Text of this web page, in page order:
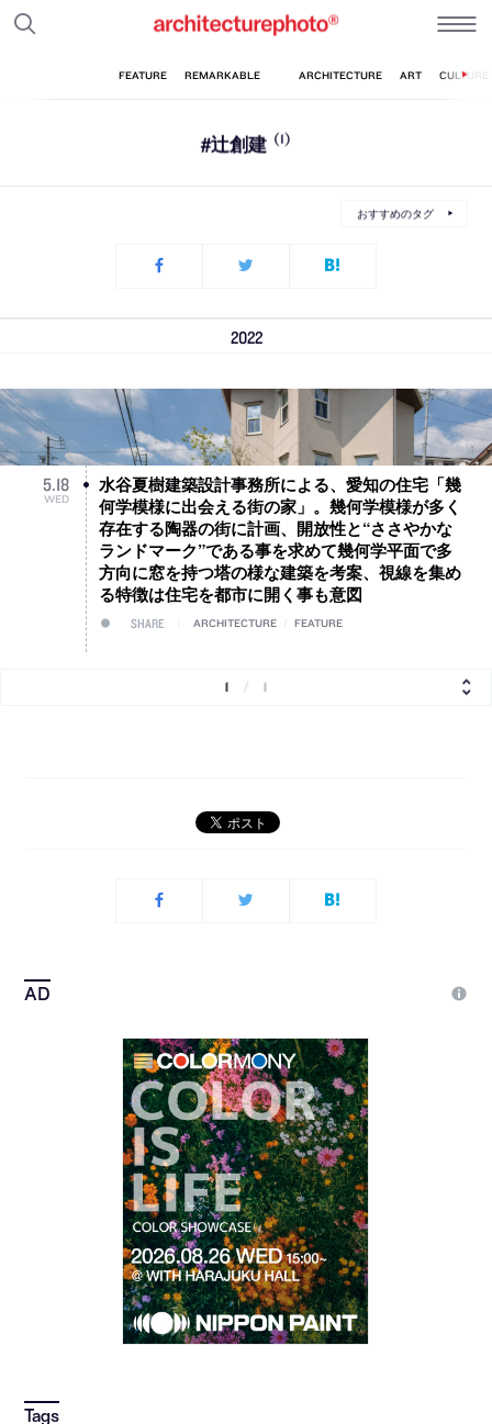
#辻創建 (1)
おすすめのタグ
2022
5.18
WED
水谷夏樹建築設計事務所による、愛知の住宅「幾
何学模様に出会える街の家」。幾何学模様が多く
存在する陶器の街に計画、開放性と“ささやかな
ランドマーク”である事を求めて幾何学平面で多
方向に窓を持つ塔の様な建築を考案、視線を集め
る特徴は住宅を都市に開く事も意図
SHARE ARCHITECTURE FEATURE
1 1